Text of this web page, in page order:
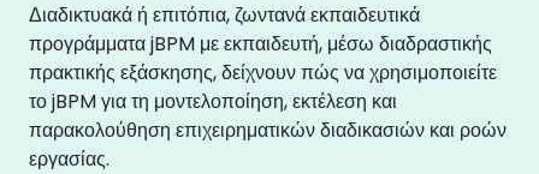
Διαδικτυακά ή επιτόπια, ζωντανά εκπαιδευτικά
προγράμματα jBPM με εκπαιδευτή, μέσω διαδραστικής
πρακτικής εξάσκησης, δείχνουν πώς να χρησιμοποιείτε
το jBPM για τη μοντελοποίηση, εκτέλεση και
παρακολούθηση επιχειρηματικών διαδικασιών και ροών
εργασίας.